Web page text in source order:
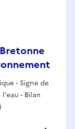
- Signe de
- Bilan